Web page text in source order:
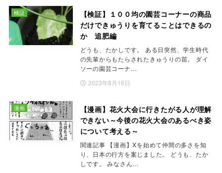
【検証】１００均の園芸コーナーの商品
だけできゅうりを育てることはできるの
か 追肥編
どうも、たかしです。 ある日突然、学生時代
の先輩からもたらされたきゅうりの苗。 ダイ
ソーの園芸コーナ…
2023年8月16日
検証
【漫画】花火大会に行きたがる人が理解
できない～今後の花火大会のあるべき姿
について考える～
関連記事 【漫画】Xを始めて仲間の多さを知
り、日本の行方を案じました。 どうも、たか
しです。 みなさん…
漫画